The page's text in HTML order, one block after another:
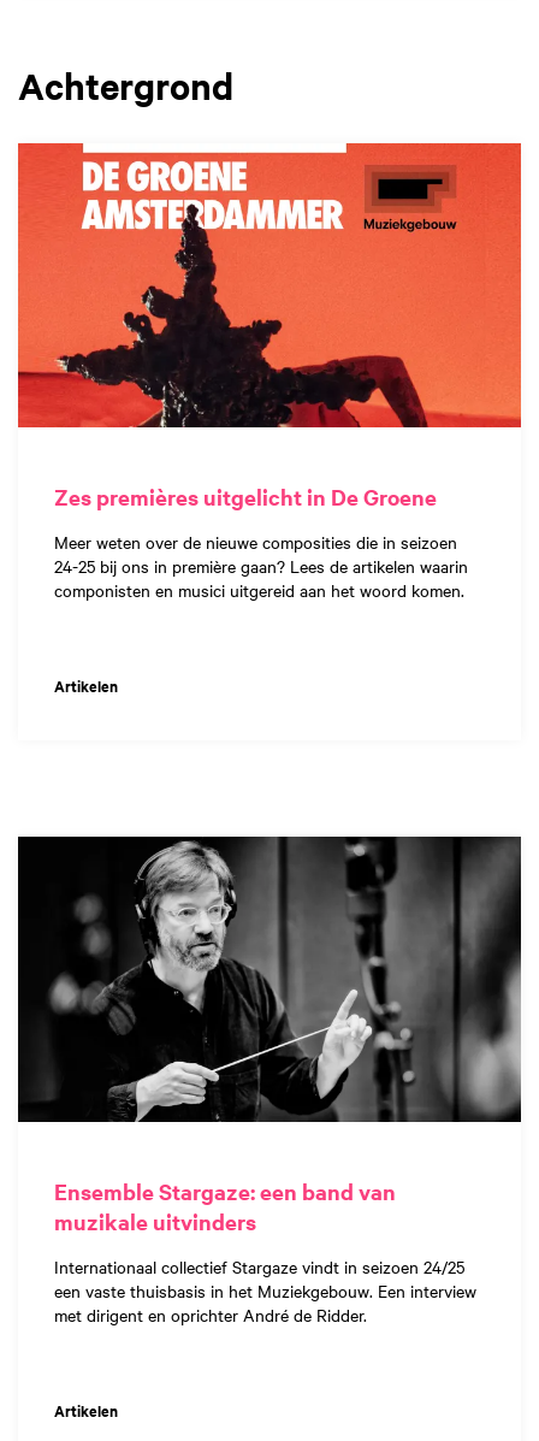
Achtergrond
Zes premières uitgelicht in De Groene
Meer weten over de nieuwe composities die in seizoen
24-25 bij ons in première gaan? Lees de artikelen waarin
componisten en musici uitgereid aan het woord komen.
Artikelen
Ensemble Stargaze: een band van
muzikale uitvinders
Internationaal collectief Stargaze vindt in seizoen 24/25
een vaste thuisbasis in het Muziekgebouw. Een interview
met dirigent en oprichter André de Ridder.
Artikelen